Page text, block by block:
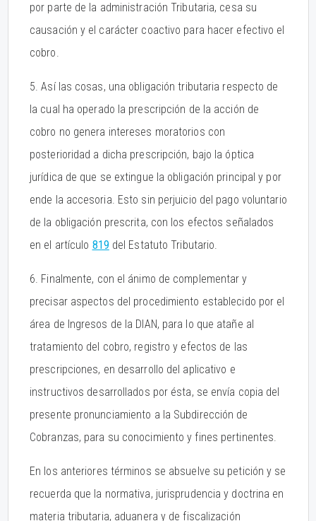
por parte de la administración Tributaria, cesa su
causación y el carácter coactivo para hacer efectivo el
cobro.
5. Así las cosas, una obligación tributaria respecto de
la cual ha operado la prescripción de la acción de
cobro no genera intereses moratorios con
posterioridad a dicha prescripción, bajo la óptica
jurídica de que se extingue la obligación principal y por
ende la accesoria. Esto sin perjuicio del pago voluntario
de la obligación prescrita, con los efectos señalados
en el artículo 819 del Estatuto Tributario.
6. Finalmente, con el ánimo de complementar y
precisar aspectos del procedimiento establecido por el
área de Ingresos de la DIAN, para lo que atañe al
tratamiento del cobro, registro y efectos de las
prescripciones, en desarrollo del aplicativo e
instructivos desarrollados por ésta, se envía copia del
presente pronunciamiento a la Subdirección de
Cobranzas, para su conocimiento y fines pertinentes.
En los anteriores términos se absuelve su petición y se
recuerda que la normativa, jurisprudencia y doctrina en
materia tributaria, aduanera y de fiscalización